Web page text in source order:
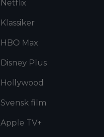
Netflix
Klassiker
HBO Max
Disney Plus
Hollywood
Svensk film
Apple TV+